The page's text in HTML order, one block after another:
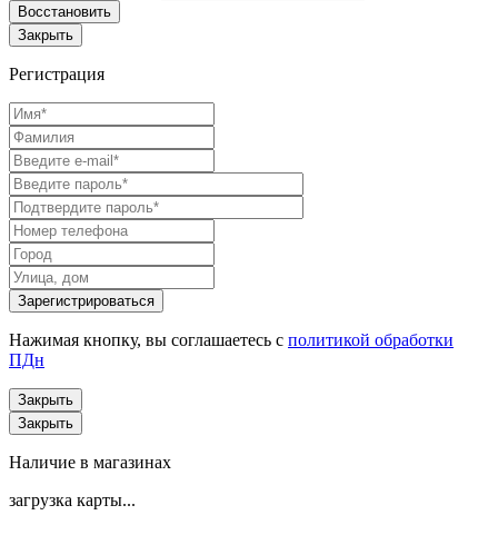
Восстановить
Закрыть
Регистрация
Нажимая кнопку, вы соглашаетесь с политикой обработки
ПДн
Закрыть
Закрыть
Наличие в магазинах
загрузка карты...